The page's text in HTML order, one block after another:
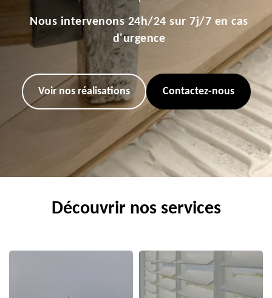
Nous intervenons 24h/24 sur 7j/7 en cas
d'urgence
Voir nos réalisations Contactez-nous
Découvrir nos services